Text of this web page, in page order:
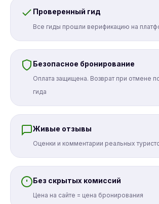
Проверенный гид
Все гиды прошли верификацию на
Безопасное бронирование
Оплата защищена. Возврат при отмене
гида
Живые отзывы
Оценки и комментарии реальных
Без скрытых комиссий
Цена на сайте = цена бронирования